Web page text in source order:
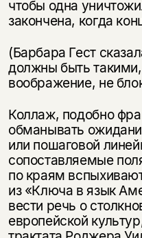
чтобы одна
закончена, когда
(Барбара Гест
должны быть
воображение, не
Коллаж, подобно
обманывать
или пошаговой
сопоставляемые
по краям
из «Ключа в язык
вести речь о
европейской